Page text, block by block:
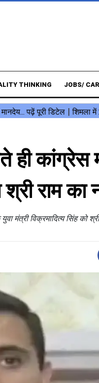
THINKING JOBS/
कांग्रेस
राम का
मंत्री विक्रमादित्य सिंह को